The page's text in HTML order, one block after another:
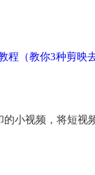
小视频，将短视